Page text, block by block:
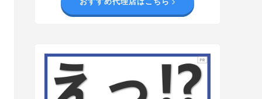
おすすめ代理店はこちら